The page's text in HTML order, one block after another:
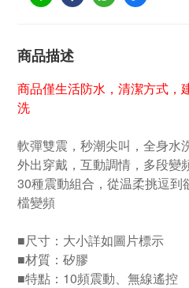
商品描述
商品僅生活防水，清潔方式，
洗
軟彈雙震，秒潮尖叫，全身水
外出穿戴，互動調情，多段變
30種震動組合，從温柔挑逗
檔變頻
■尺寸：大小詳如圖片標示
■材質：矽膠
■特點：10頻震動、無線遙控